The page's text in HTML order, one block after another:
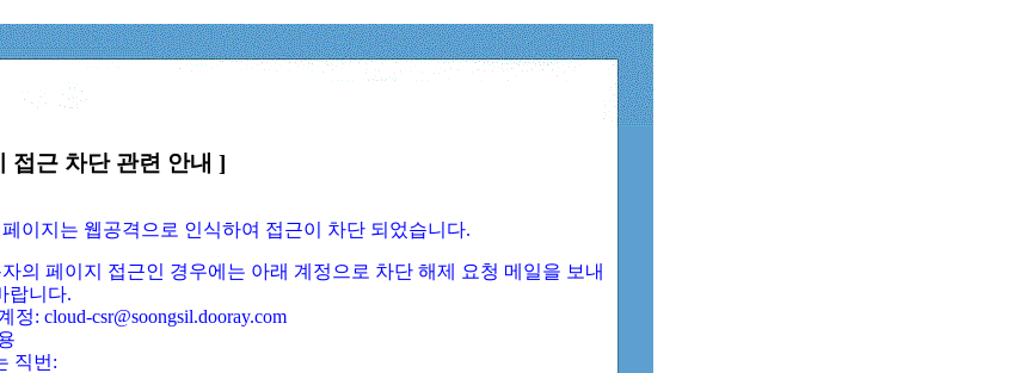
접근 차단 관련 안내 ]
이지는 웹공격으로 인식하여 접근이 차단 되었습니다.
의 페이지 접근인 경우에는 아래 계정으로 차단 해제 요청 메일을 보내
랍니다.
정: cloud-csr@soongsil.dooray.com
직번: